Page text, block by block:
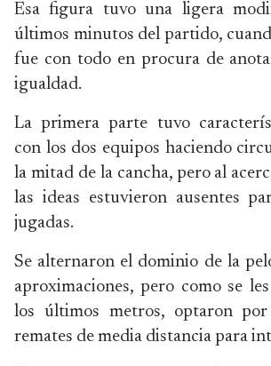
Esa figura tuvo una ligera
últimos minutos del partido,
fue con todo en procura de
igualdad.
La primera parte tuvo
con los dos equipos haciendo
la mitad de la cancha, pero al
las ideas estuvieron ausentes
jugadas.
Se alternaron el dominio de la
aproximaciones, pero como se
los últimos metros, optaron
remates de media distancia para